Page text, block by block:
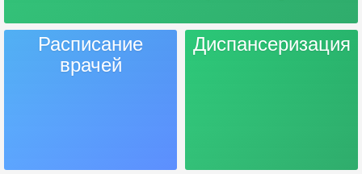
Расписание
врачей
Диспансеризация